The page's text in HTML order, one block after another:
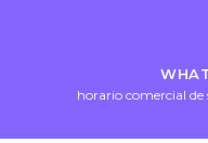
horario comercial